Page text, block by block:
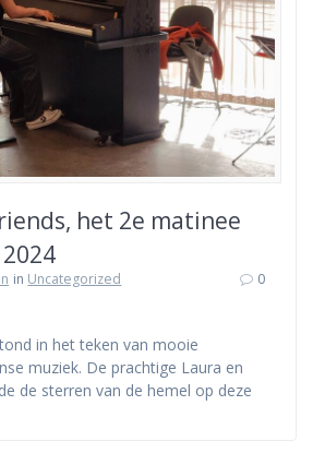
het 2e matinee
in Uncategorized
0
in het teken van mooie
muziek. De prachtige Laura en
de sterren van de hemel op deze